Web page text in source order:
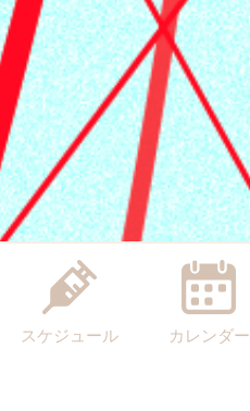
スケジュール カレンダー